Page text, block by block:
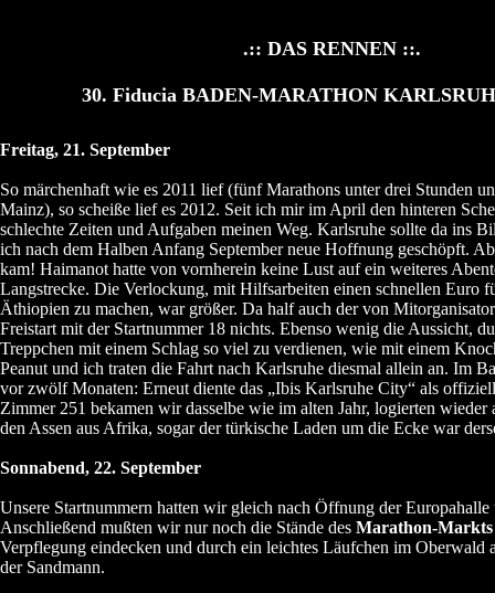
.:: DAS RENNEN ::.
30. Fiducia BADEN-MARATHON
Freitag, 21. September
So märchenhaft wie es 2011 lief (fünf Marathons unter drei Stunden
Mainz), so scheiße lief es 2012. Seit ich mir im April den hinteren
schlechte Zeiten und Aufgaben meinen Weg. Karlsruhe sollte da ins
ich nach dem Halben Anfang September neue Hoffnung geschöpft.
kam! Haimanot hatte von vornherein keine Lust auf ein weiteres
Langstrecke. Die Verlockung, mit Hilfsarbeiten einen schnellen Euro
Äthiopien zu machen, war größer. Da half auch der von
Freistart mit der Startnummer 18 nichts. Ebenso wenig die Aussicht,
Treppchen mit einem Schlag so viel zu verdienen, wie mit einem
Peanut und ich traten die Fahrt nach Karlsruhe diesmal allein an. Im
vor zwölf Monaten: Erneut diente das „Ibis Karlsruhe City“ als
Zimmer 251 bekamen wir dasselbe wie im alten Jahr, logierten
den Assen aus Afrika, sogar der türkische Laden um die Ecke war
Sonnabend, 22. September
Unsere Startnummern hatten wir gleich nach Öffnung der Europahalle
Anschließend mußten wir nur noch die Stände des Marathon-Markts
Verpflegung eindecken und durch ein leichtes Läufchen im Oberwald
der Sandmann.